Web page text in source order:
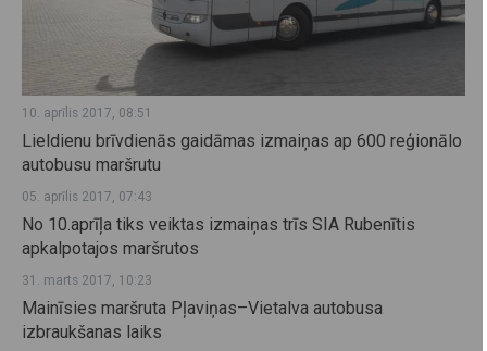
10. aprīlis 2017, 08:51
Lieldienu brīvdienās gaidāmas izmaiņas ap 600 reģionālo
autobusu maršrutu
05. aprīlis 2017, 07:43
No 10.aprīļa tiks veiktas izmaiņas trīs SIA Rubenītis
apkalpotajos maršrutos
31. marts 2017, 10:23
Mainīsies maršruta Pļaviņas–Vietalva autobusa
izbraukšanas laiks